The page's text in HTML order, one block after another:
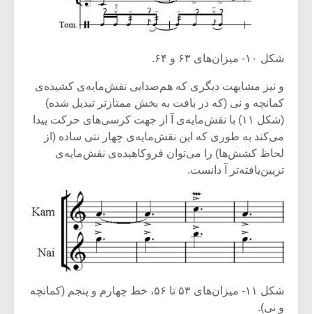
شکل ۱۰- میزان‌های ۶۳ و ۶۴.
و نیز مشابهت دیگری که هم‌صدایی نقش‌مایه‌ی کشیده‌ی
کمانچه و نی (که در بافت به بخش ممتازتر تبدیل شده)
(شکل ۱۱) با نقش‌مایه‌ی آ از جهت کرسی‌های حرکت پیدا
می‌کند به طوری که این نقش‌مایه‌ی چهار نتی ساده (از
لحاظ کشش‌ها) را می‌توان فروکاهیده‌ی نقش‌مایه‌ی
تزیین‌یافته‌تر آ دانست.
شکل ۱۱- میزان‌های ۵۳ تا ۵۶، خط چهارم و پنجم (کمانچه
و نی).